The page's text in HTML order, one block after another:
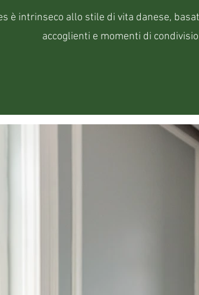
è intrinseco allo stile di vita danese,
accoglienti e momenti di